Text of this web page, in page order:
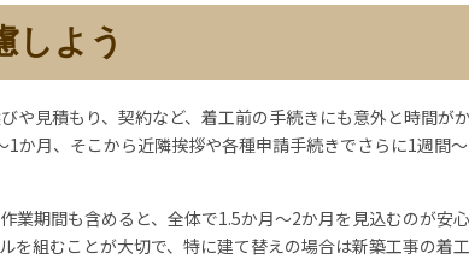
しよう
や見積もり、契約など、着工前の手続きにも意外と時間が
か月、そこから近隣挨拶や各種申請手続きでさらに1週間
業期間も含めると、全体で1.5か月〜2か月を見込むのが安
を組むことが大切で、特に建て替えの場合は新築工事の着